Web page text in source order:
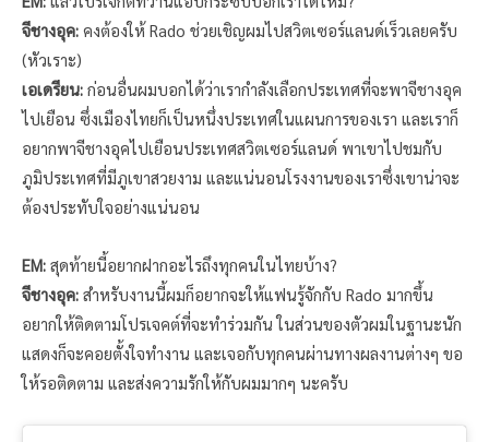
จีชางอุค: คงต้องให้ Rado ช่วยเชิญผมไปสวิตเซอร์แลนด์เร็วเลยครับ
(หัวเราะ)
เอเดรียน: ก่อนอื่นผมบอกได้ว่าเรากำลังเลือกประเทศที่จะพาจีชางอุค
ไปเยือน ซึ่งเมืองไทยก็เป็นหนึ่งประเทศในแผนการของเรา และเราก็
อยากพาจีชางอุคไปเยือนประเทศสวิตเซอร์แลนด์ พาเขาไปชมกับ
ภูมิประเทศที่มีภูเขาสวยงาม และแน่นอนโรงงานของเราซึ่งเขาน่าจะ
ต้องประทับใจอย่างแน่นอน
EM: สุดท้ายนี้อยากฝากอะไรถึงทุกคนในไทยบ้าง?
จีชางอุค: สำหรับงานนี้ผมก็อยากจะให้แฟนรู้จักกับ Rado มากขึ้น
อยากให้ติดตามโปรเจคต์ที่จะทำร่วมกัน ในส่วนของตัวผมในฐานะนัก
แสดงก็จะคอยตั้งใจทำงาน และเจอกับทุกคนผ่านทางผลงานต่างๆ ขอ
ให้รอติดตาม และส่งความรักให้กับผมมากๆ นะครับ